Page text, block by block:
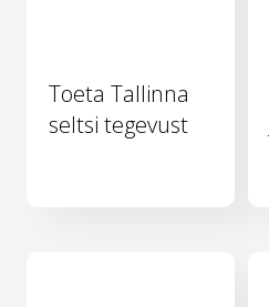
Toeta Tallinna
seltsi tegevust